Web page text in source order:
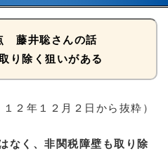
藤井聡さんの話
り除く狙いがある
１２年１２月２日から抜粋）
なく、非関税障壁も取り除